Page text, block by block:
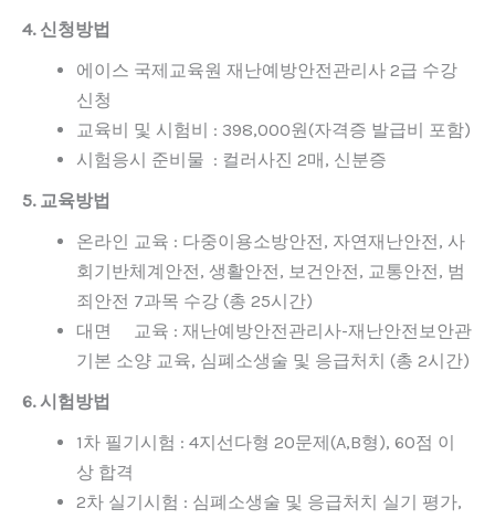
4. 신청방법
에이스 국제교육원 재난예방안전관리사 2급 수강
신청
교육비 및 시험비 : 398,000원(자격증 발급비 포함)
시험응시 준비물 : 컬러사진 2매, 신분증
5. 교육방법
온라인 교육 : 다중이용소방안전, 자연재난안전, 사
회기반체계안전, 생활안전, 보건안전, 교통안전, 범
죄안전 7과목 수강 (총 25시간)
대면 교육 : 재난예방안전관리사-재난안전보안관
기본 소양 교육, 심폐소생술 및 응급처치 (총 2시간)
6. 시험방법
1차 필기시험 : 4지선다형 20문제(A,B형), 60점 이
상 합격
2차 실기시험 : 심폐소생술 및 응급처치 실기 평가,